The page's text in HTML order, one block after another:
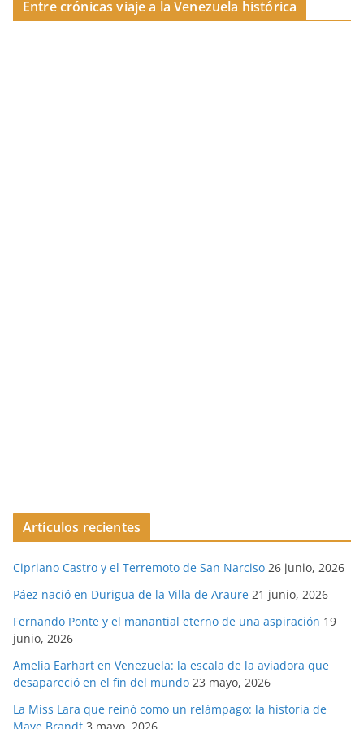
Entre crónicas viaje a la Venezuela histórica
Artículos recientes
Cipriano Castro y el Terremoto de San Narciso 26 junio, 2026
Páez nació en Durigua de la Villa de Araure 21 junio, 2026
Fernando Ponte y el manantial eterno de una aspiración 19
junio, 2026
Amelia Earhart en Venezuela: la escala de la aviadora que
desapareció en el fin del mundo 23 mayo, 2026
La Miss Lara que reinó como un relámpago: la historia de